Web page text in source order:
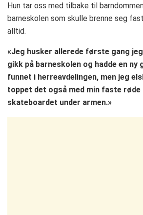
Hun tar oss med tilbake til
barneskolen som skulle brenne seg
alltid.
«Jeg husker allerede første gang
gikk på barneskolen og hadde en ny
funnet i herreavdelingen, men jeg
toppet det også med min faste røde
skateboardet under armen.»